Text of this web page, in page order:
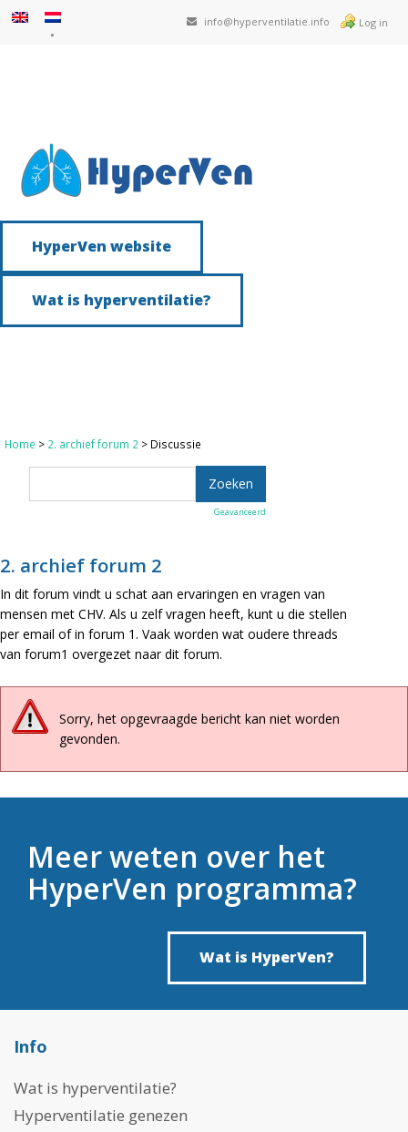
info@hyperventilatie.info Log in
HyperVen website
Wat is hyperventilatie?
Home > 2. archief forum 2 > Discussie
Geavanceerd
2. archief forum 2
In dit forum vindt u schat aan ervaringen en vragen van
mensen met CHV. Als u zelf vragen heeft, kunt u die stellen
per email of in forum 1. Vaak worden wat oudere threads
van forum1 overgezet naar dit forum.
Sorry, het opgevraagde bericht kan niet worden
gevonden.
Meer weten over het
HyperVen programma?
Wat is HyperVen?
Info
Wat is hyperventilatie?
Hyperventilatie genezen